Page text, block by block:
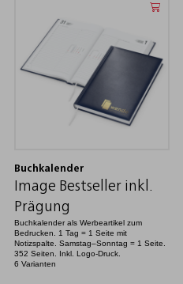
Buchkalender
Image Bestseller inkl.
Prägung
Buchkalender als Werbeartikel zum
Bedrucken. 1 Tag = 1 Seite mit
Notizspalte. Samstag–Sonntag = 1 Seite.
352 Seiten. Inkl. Logo-Druck.
6 Varianten